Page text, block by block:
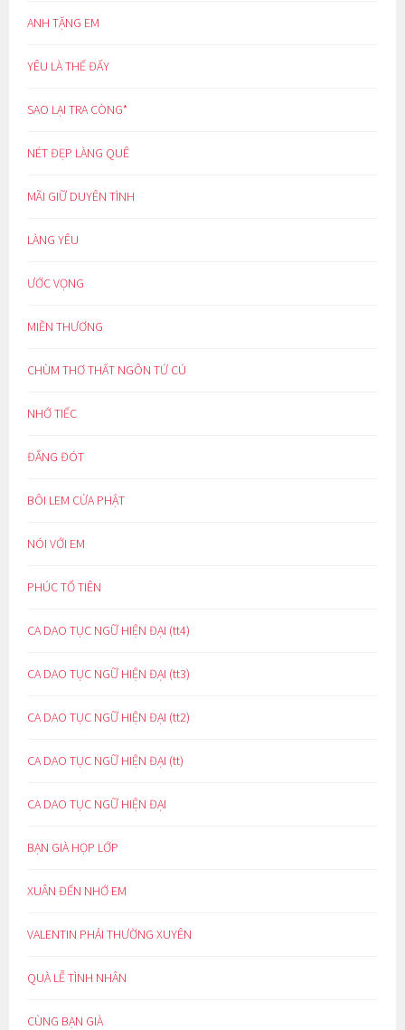
ANH TẶNG EM
YÊU LÀ THẾ ĐẤY
SAO LẠI TRA CÒNG*
NÉT ĐẸP LÀNG QUÊ
MÃI GIỮ DUYÊN TÌNH
LÀNG YÊU
ƯỚC VỌNG
MIỀN THƯƠNG
CHÙM THƠ THẤT NGÔN TỨ CÚ
NHỚ TIẾC
ĐẮNG ĐÓT
BÔI LEM CỬA PHẬT
NÓI VỚI EM
PHÚC TỔ TIÊN
CA DAO TỤC NGỮ HIỆN ĐẠI (tt4)
CA DAO TỤC NGỮ HIỆN ĐẠI (tt3)
CA DAO TỤC NGỮ HIỆN ĐẠI (tt2)
CA DAO TỤC NGỮ HIỆN ĐẠI (tt)
CA DAO TỤC NGỮ HIỆN ĐẠI
BẠN GIÀ HỌP LỚP
XUÂN ĐẾN NHỚ EM
VALENTIN PHẢI THƯỜNG XUYÊN
QUÀ LỄ TÌNH NHÂN
CÙNG BẠN GIÀ